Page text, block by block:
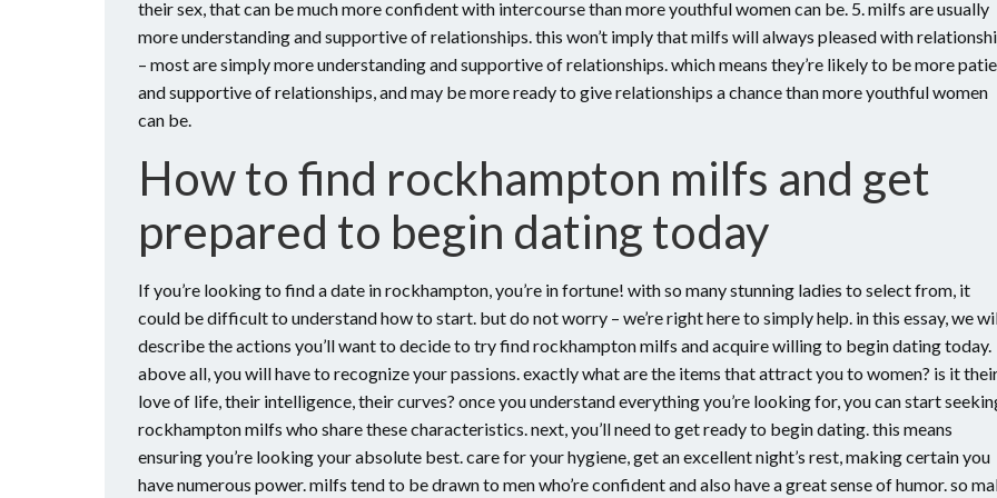
their sex, that can be much more confident with intercourse than more youthful women can be. 5. milfs are usually
more understanding and supportive of relationships. this won’t imply that milfs will always pleased with
– most are simply more understanding and supportive of relationships. which means they’re likely to be more
and supportive of relationships, and may be more ready to give relationships a chance than more youthful women
can be.
How to find rockhampton milfs and get
prepared to begin dating today
If you’re looking to find a date in rockhampton, you’re in fortune! with so many stunning ladies to select from, it
could be difficult to understand how to start. but do not worry – we’re right here to simply help. in this essay, we
describe the actions you’ll want to decide to try find rockhampton milfs and acquire willing to begin dating today.
above all, you will have to recognize your passions. exactly what are the items that attract you to women? is it
love of life, their intelligence, their curves? once you understand everything you’re looking for, you can start
rockhampton milfs who share these characteristics. next, you’ll need to get ready to begin dating. this means
ensuring you’re looking your absolute best. care for your hygiene, get an excellent night’s rest, making certain you
have numerous power. milfs tend to be drawn to men who’re confident and also have a great sense of humor. so